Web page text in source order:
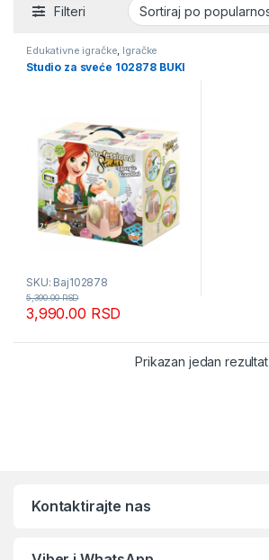
Filteri
Edukativne igračke, Igračke
Studio za sveće 102878 BUKI
SKU: Baj102878
3,990.00 RSD
5,390.00RSD
Prikazan jedan rezultat
Kontaktirajte nas